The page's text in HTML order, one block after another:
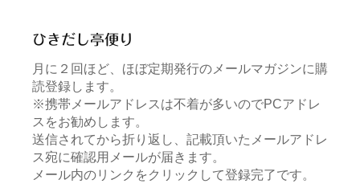
ひきだし亭便り
月に２回ほど、ほぼ定期発行のメールマガジンに購
読登録します。
※携帯メールアドレスは不着が多いのでPCアドレ
スをお勧めします。
送信されてから折り返し、記載頂いたメールアドレ
ス宛に確認用メールが届きます。
メール内のリンクをクリックして登録完了です。